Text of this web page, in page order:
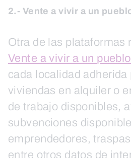
2.- Vente a vivir a un
Otra de las plataformas
Vente a vivir a un pueblo
cada localidad
viviendas en alquiler o
de trabajo disponibles,
subvenciones
emprendedores,
entre otros datos de